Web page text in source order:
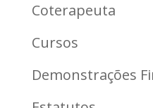
Coterapeuta
Cursos
Demonstrações